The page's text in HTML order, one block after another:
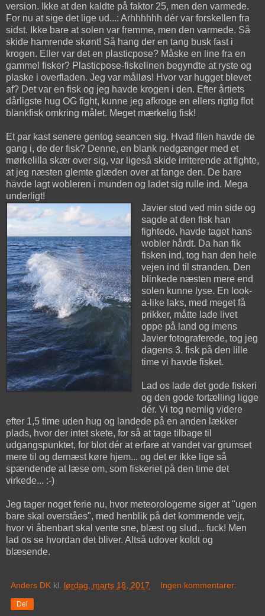
version. Ikke at den kaldte på faktor 25, men den varmede.
For nu at sige det lige ud...: Arhhhhhh dér var forskellen fra
sidst. Ikke bare at solen var fremme, men den varmede. Så
skide hamrende skønt! Så hang der en tang busk fast i
krogen. Eller var det en plasticpose? Måske en line fra en
gammel fisker? Plasticpose-fiskelinen begyndte at ryste og
plaske i overfladen. Jeg var målløs! Hvor var hugget blevet
af? Det var en fisk og jeg havde krogen i den. Efter årtiets
dårligste hug OG fight, kunne jeg afkroge en ellers rigtig flot
blankfisk omkring målet. Meget mærkelig fisk!
Et par kast senere gentog seancen sig. Hvad filen havde de
gang i, de der fisk? Denne, en blank nedgænger med et
mørkelilla skær over sig, var ligeså skide irriterende at fighte,
at jeg næsten glemte glæden over at fange den. De bare
havde lagt wobleren i munden og ladet sig rulle ind. Mega
underligt!
Javier stod ved min side og
sagde at den fisk han
fightede, havde taget hans
wobler hårdt. Da han fik
fisken ind, tog han den hele
vejen ind til stranden. Den
blinkede næsten mere end
solen kunne lyse. En look-
a-like laks, med meget få
prikker, måtte lade livet
oppe på land og imens
Javier fotograferede, tog jeg
dagens 3. fisk på den lille
time vi havde fisket.
Lad os lade det gode fiskeri
og den gode fortælling ligge
dér. Vi tog nemlig videre
efter 1,5 time uden hug og landede på en anden lækker
plads, hvor der intet skete, for så at tage tilbage til
udgangspunktet, for blot dér at erfare at vandet var grumset
mere til og dernæst køre hjem... og det er ikke lige så
spændende at læse om, som fiskeriet på den time det
virkede... :-)
Jeg tager noget ferie nu, hvor meteorologerne siger at "ugen
bare skal overståes", med henblik på det kommende vejr,
hvor vi åbenbart skal vente sne, blæst og slud... fuck! Men
lad os se hvordan det bliver. Altså udover koldt og
blæsende.
Anders DK kl. lørdag, marts 18, 2017 Ingen kommentarer:
Del